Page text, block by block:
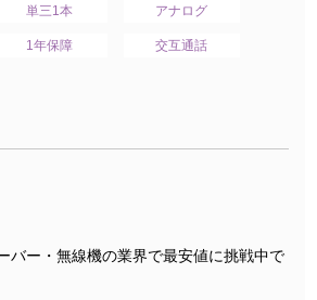
単三1本 アナログ
1年保障 交互通話
バー・無線機の業界で最安値に挑戦中で